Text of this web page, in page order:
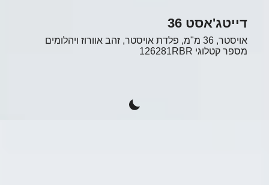
דייטג'אסט 36
אויסטר, 36 מ"מ, פלדת אויסטר, זהב אוורוז ויהלומים
מספר קטלוגי 126281RBR